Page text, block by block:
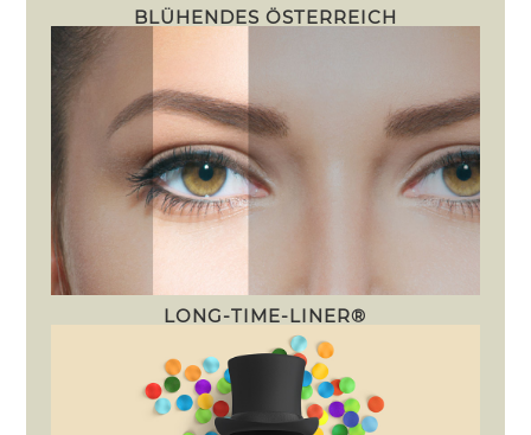
BLÜHENDES ÖSTERREICH
LONG-TIME-LINER®